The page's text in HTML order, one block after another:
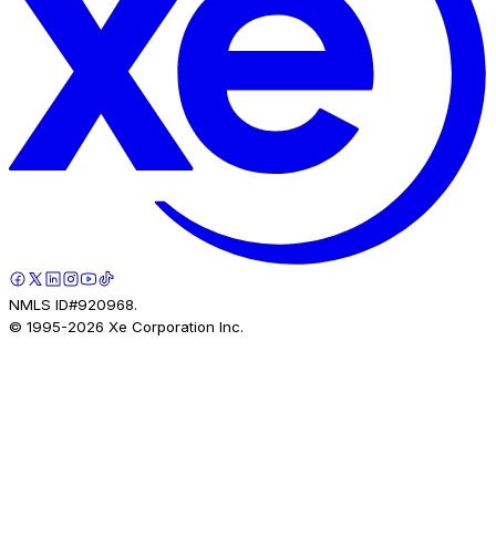
NMLS ID#920968.
© 1995-2026 Xe Corporation Inc.